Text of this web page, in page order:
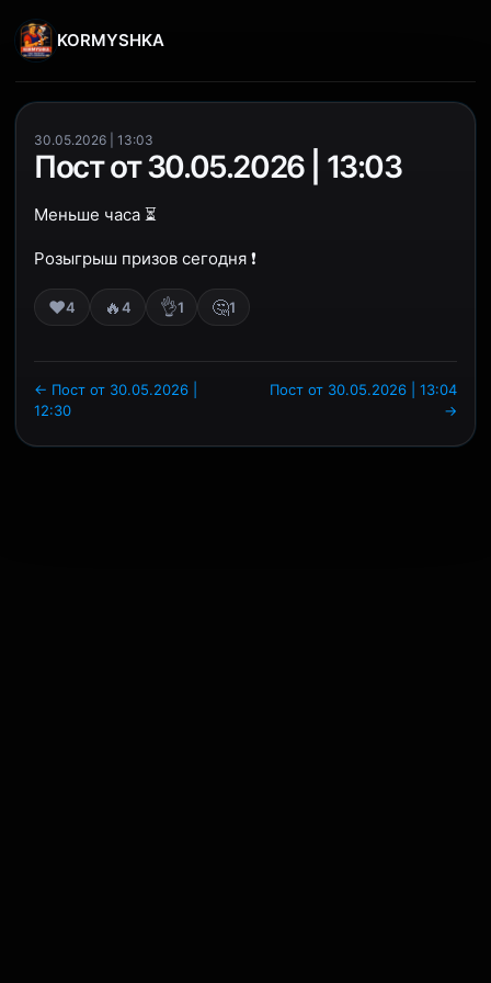
KORMYSHKA
30.05.2026 | 13:03
Пост от 30.05.2026 | 13:03
Меньше часа ⏳
Розыгрыш призов сегодня ❗️
❤️4 🔥4 👌1 🤔1
← Пост от 30.05.2026 |
12:30
Пост от 30.05.2026 | 13:04
→